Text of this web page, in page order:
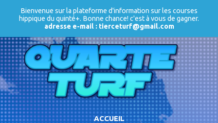
Bienvenue sur la plateforme d'information sur les courses
hippique du quinté+. Bonne chance! c'est à vous de gagner.
adresse e-mail : tierceturf@gmail.com
ACCUEIL